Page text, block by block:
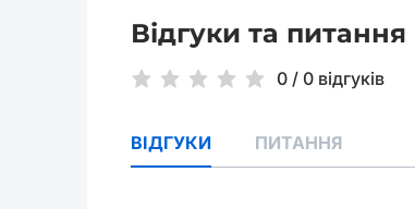
Відгуки та питання
0 / 0 відгуків
ВІДГУКИ ПИТАННЯ